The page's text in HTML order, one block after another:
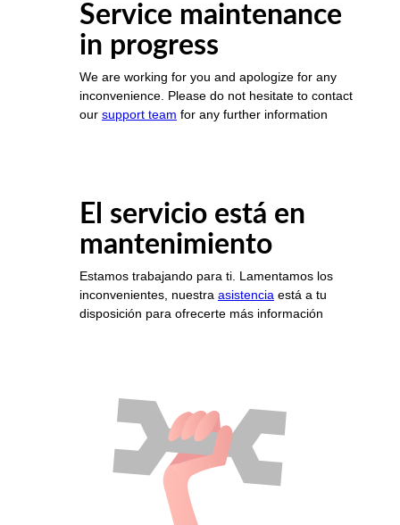
Service maintenance
in progress
We are working for you and apologize for any
inconvenience. Please do not hesitate to contact
our support team for any further information
El servicio está en
mantenimiento
Estamos trabajando para ti. Lamentamos los
inconvenientes, nuestra asistencia está a tu
disposición para ofrecerte más información